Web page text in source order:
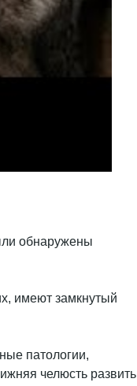
обнаружены
имеют замкнутый
патологии,
челюсть развить